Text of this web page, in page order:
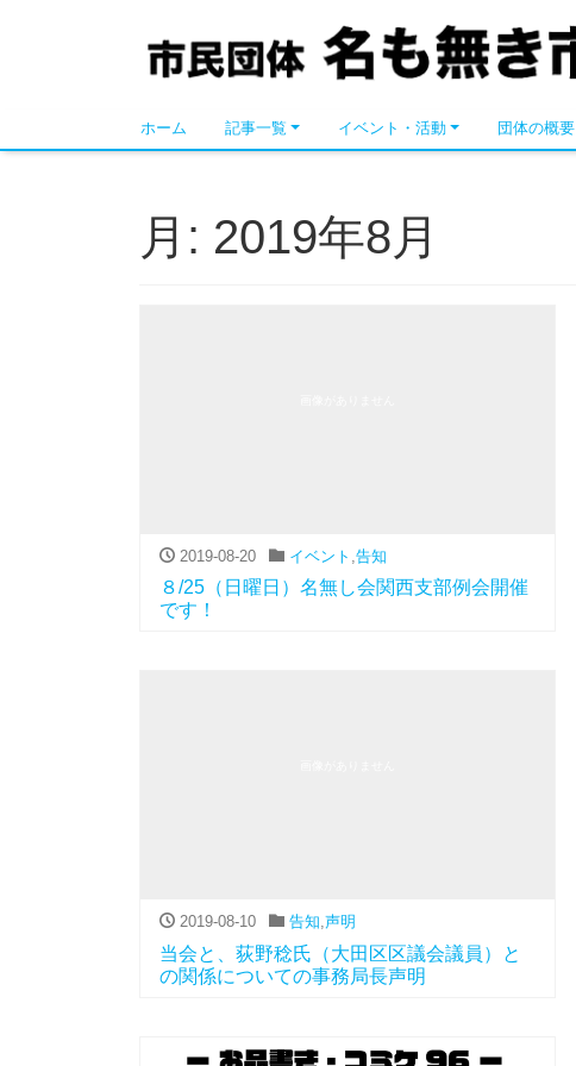
ホーム 記事一覧 イベント・活動 団体の概要
月: 2019年8月
2019-08-20 イベント 告知
８/25（日曜日）名無し会関西支部例会開催
です！
2019-08-10 告知,声明
当会と、荻野稔氏（大田区区議会議員）と
の関係についての事務局長声明